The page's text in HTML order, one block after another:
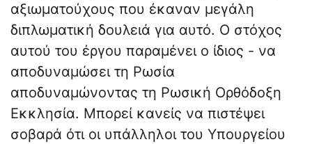
αξιωματούχους που έκαναν μεγάλη
διπλωματική δουλειά για αυτό. Ο στόχος
αυτού του έργου παραμένει ο ίδιος - να
αποδυναμώσει τη Ρωσία
αποδυναμώνοντας τη Ρωσική Ορθόδοξη
Εκκλησία. Μπορεί κανείς να πιστέψει
σοβαρά ότι οι υπάλληλοι του Υπουργείου